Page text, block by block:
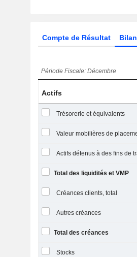
Compte de Résultat Bilan
Période Fiscale: Décembre
Actifs
Trésorerie et équivalents
Total des liquidités et VMP
Créances clients, total
Autres créances
Total des créances
Stocks